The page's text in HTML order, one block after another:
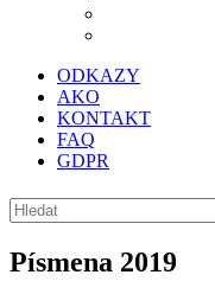
ODKAZY
AKO
KONTAKT
FAQ
GDPR
Písmena 2019